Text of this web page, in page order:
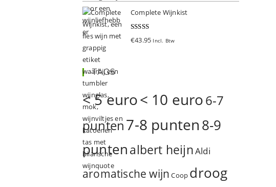
Complete Wijnkist
Gewaardeer
€43.95 Incl. Btw
TAGS
< 5 euro< 10 euro6-7
punten7-8 punten8-9
puntenalbert heijnAldi
aromatische wijn Coop droog